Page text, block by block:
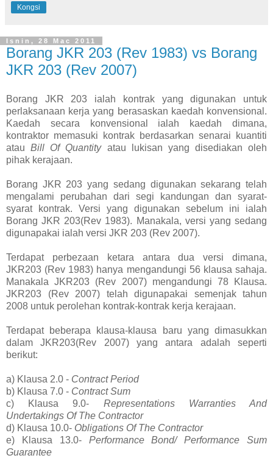
Kongsi
Isnin, 28 Mac 2011
Borang JKR 203 (Rev 1983) vs Borang
JKR 203 (Rev 2007)
Borang JKR 203 ialah kontrak yang digunakan untuk
perlaksanaan kerja yang berasaskan kaedah konvensional.
Kaedah secara konvensional ialah kaedah dimana,
kontraktor memasuki kontrak berdasarkan senarai kuantiti
atauBill Of Quantity atau lukisan yang disediakan oleh
pihak kerajaan.
Borang JKR 203 yang sedang digunakan sekarang telah
mengalami perubahan dari segi kandungan dan syarat-
syarat kontrak. Versi yang digunakan sebelum ini ialah
Borang JKR 203(Rev 1983). Manakala, versi yang sedang
digunapakai ialah versi JKR 203 (Rev 2007).
Terdapat perbezaan ketara antara dua versi dimana,
JKR203 (Rev 1983) hanya mengandungi 56 klausa sahaja.
Manakala JKR203 (Rev 2007) mengandungi 78 Klausa.
JKR203 (Rev 2007) telah digunapakai semenjak tahun
2008 untuk perolehan kontrak-kontrak kerja kerajaan.
Terdapat beberapa klausa-klausa baru yang dimasukkan
dalam JKR203(Rev 2007) yang antara adalah seperti
berikut:
a) Klausa 2.0 - Contract Period
b) Klausa 7.0 - Contract Sum
c) Klausa 9.0- Representations Warranties And
Undertakings Of The Contractor
d) Klausa 10.0- Obligations Of The Contractor
e) Klausa 13.0- Performance Bond/ Performance Sum
Guarantee